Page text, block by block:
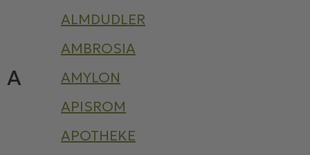
A
ALMDUDLER
AMBROSIA
AMYLON
APISROM
APOTHEKE